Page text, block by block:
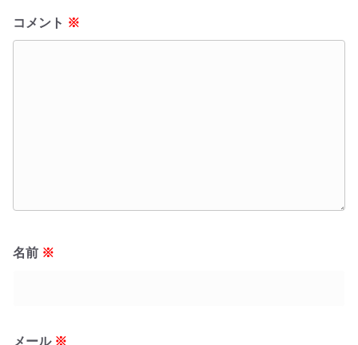
コメント ※
名前 ※
メール ※